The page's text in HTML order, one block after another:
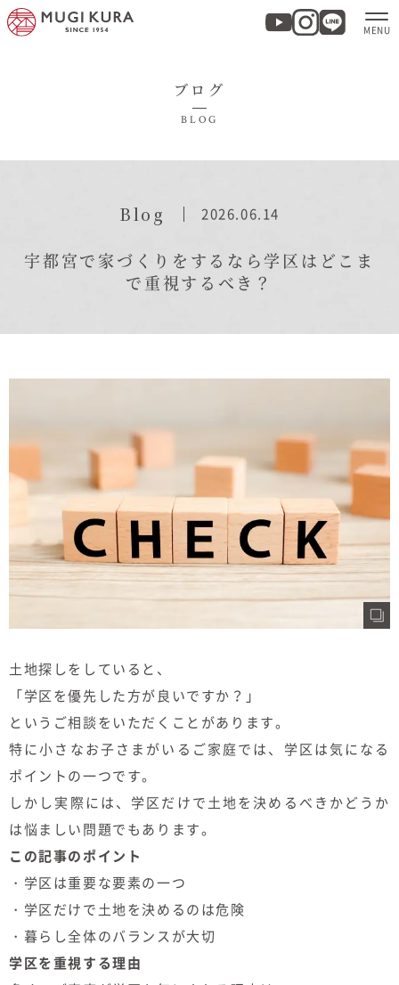
商品紹介
ニュース
イベント
オーナー様Q&A
お問い合わせ
お電話での
お問い合わ
せ
0120-37-
ブログ
BLOG
Blog 2026.06.14
宇都宮で家づくりをするなら学区はどこま
で重視するべき？
土地探しをしていると、
「学区を優先した方が良いですか？」
というご相談をいただくことがあります。
特に小さなお子さまがいるご家庭では、学区は気になる
ポイントの一つです。
しかし実際には、学区だけで土地を決めるべきかどうか
は悩ましい問題でもあります。
この記事のポイント
・学区は重要な要素の一つ
・学区だけで土地を決めるのは危険
・暮らし全体のバランスが大切
学区を重視する理由